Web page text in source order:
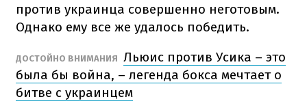
против украинца совершенно неготовым.
Однако ему все же удалось победить.
ДОСТОЙНО ВНИМАНИЯ Льюис против Усика – это
была бы война, – легенда бокса мечтает о
битве с украинцем